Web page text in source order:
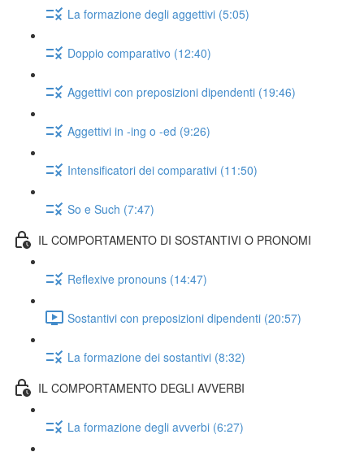
La formazione degli aggettivi (5:05)
Doppio comparativo (12:40)
Aggettivi con preposizioni dipendenti (19:46)
Aggettivi in -ing o -ed (9:26)
Intensificatori dei comparativi (11:50)
So e Such (7:47)
IL COMPORTAMENTO DI SOSTANTIVI O PRONOMI
Reflexive pronouns (14:47)
Sostantivi con preposizioni dipendenti (20:57)
La formazione dei sostantivi (8:32)
IL COMPORTAMENTO DEGLI AVVERBI
La formazione degli avverbi (6:27)